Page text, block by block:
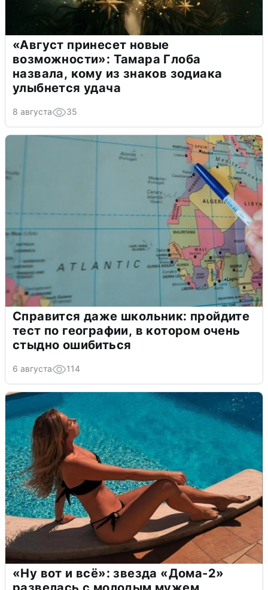
«Август принесет новые
возможности»: Тамара Глоба
назвала, кому из знаков зодиака
улыбнется удача
8 августа 35
Справится даже школьник: пройдите
тест по географии, в котором очень
стыдно ошибиться
6 августа 114
«Ну вот и всё»: звезда «Дома-2»